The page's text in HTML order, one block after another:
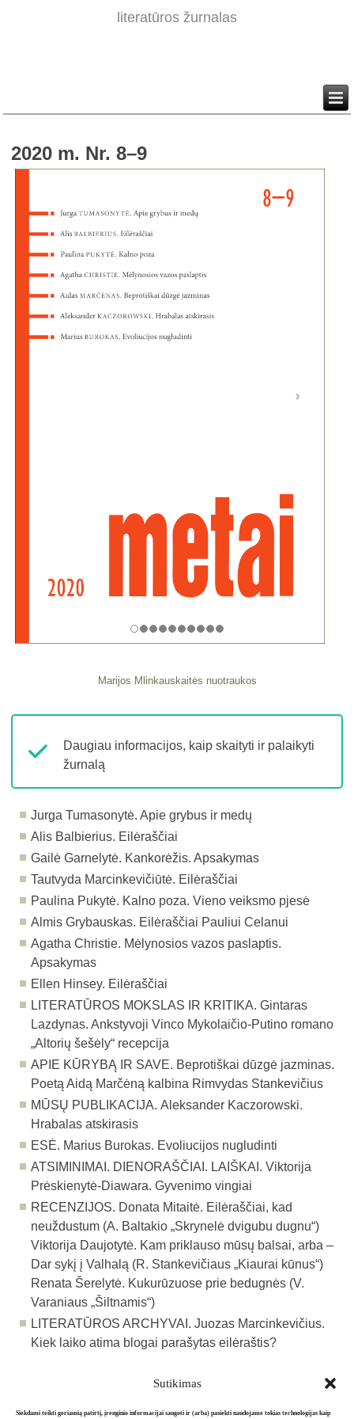
Sutikimas
Siekdami teikti geriausią patirtį, įrenginio informacijai saugoti ir (arba) pasiekti naudojame tokias technologijas kaip
literatūros žurnalas
2020 m. Nr. 8–9
Marijos Mlinkauskaitės nuotraukos
Daugiau informacijos, kaip skaityti ir palaikyti
žurnalą
Jurga Tumasonytė. Apie grybus ir medų
Alis Balbierius. Eilėraščiai
Gailė Garnelytė. Kankorėžis. Apsakymas
Tautvyda Marcinkevičiūtė. Eilėraščiai
Paulina Pukytė. Kalno poza. Vieno veiksmo pjesė
Almis Grybauskas. Eilėraščiai Pauliui Celanui
Agatha Christie. Mėlynosios vazos paslaptis.
Apsakymas
Ellen Hinsey. Eilėraščiai
LITERATŪROS MOKSLAS IR KRITIKA.Gintaras
Lazdynas. Ankstyvoji Vinco Mykolaičio-Putino romano
„Altorių šešėly“ recepcija
APIE KŪRYBĄ IR SAVE. Beprotiškai dūzgė jazminas.
Poetą Aidą Marčėną kalbina Rimvydas Stankevičius
MŪSŲ PUBLIKACIJA.Aleksander Kaczorowski.
Hrabalas atskirasis
ESĖ. Marius Burokas. Evoliucijos nugludinti
ATSIMINIMAI. DIENORAŠČIAI. LAIŠKAI.Viktorija
Prėskienytė-Diawara. Gyvenimo vingiai
RECENZIJOS. Donata Mitaitė. Eilėraščiai, kad
neuždustum (A. Baltakio „Skrynelė dvigubu dugnu“)
Viktorija Daujotytė. Kam priklauso mūsų balsai, arba –
Dar sykį į Valhalą (R. Stankevičiaus „Kiaurai kūnus“)
Renata Šerelytė. Kukurūzuose prie bedugnės (V.
Varaniaus „Šiltnamis“)
LITERATŪROS ARCHYVAI.Juozas Marcinkevičius.
Kiek laiko atima blogai parašytas eilėraštis?